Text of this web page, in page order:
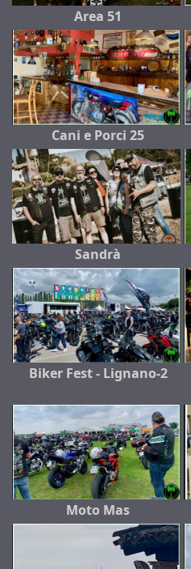
Area 51
Cani e Porci 25
Sandrà
Biker Fest - Lignano-2
Moto Mas